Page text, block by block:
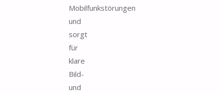
Mobilfunkstörungen
und
sorgt
für
klare
Bild-
und